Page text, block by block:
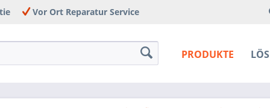
Vor Ort Reparatur Service
PRODUKTE